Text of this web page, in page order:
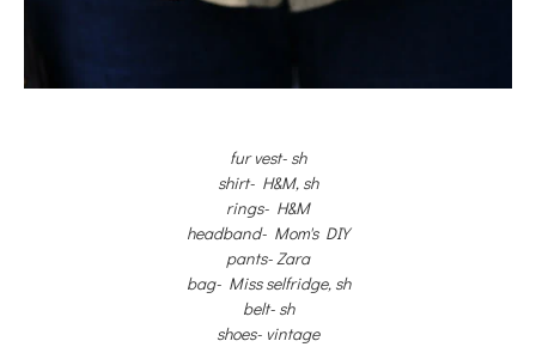
fur vest- sh
shirt- H&M, sh
rings- H&M
headband- Mom's DIY
pants- Zara
bag- Miss selfridge, sh
belt- sh
shoes- vintage